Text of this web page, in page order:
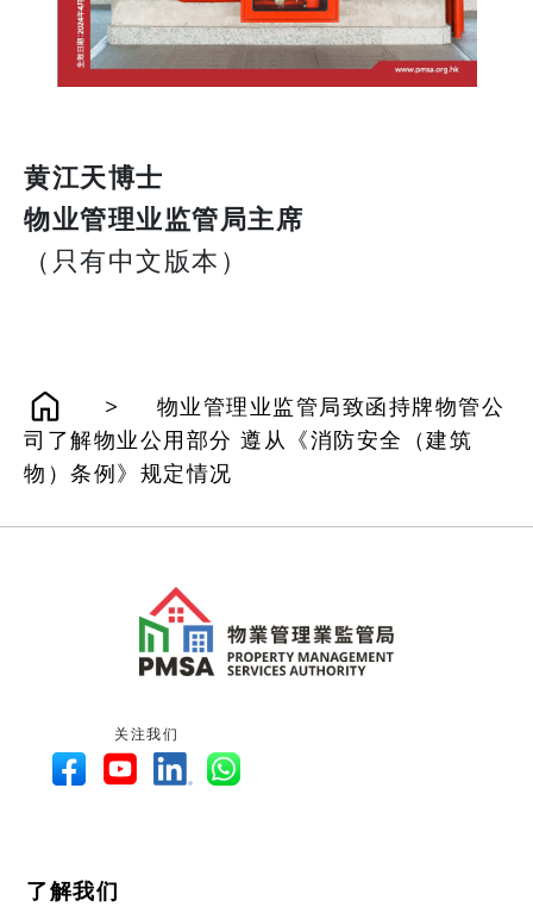
黄江天博士
物业管理业监管局主席
（只有中文版本）
>
物业管理业监管局致函持牌物管公
司了解物业公用部分 遵从《消防安全（建筑
物）条例》规定情况
关注我们
了解我们